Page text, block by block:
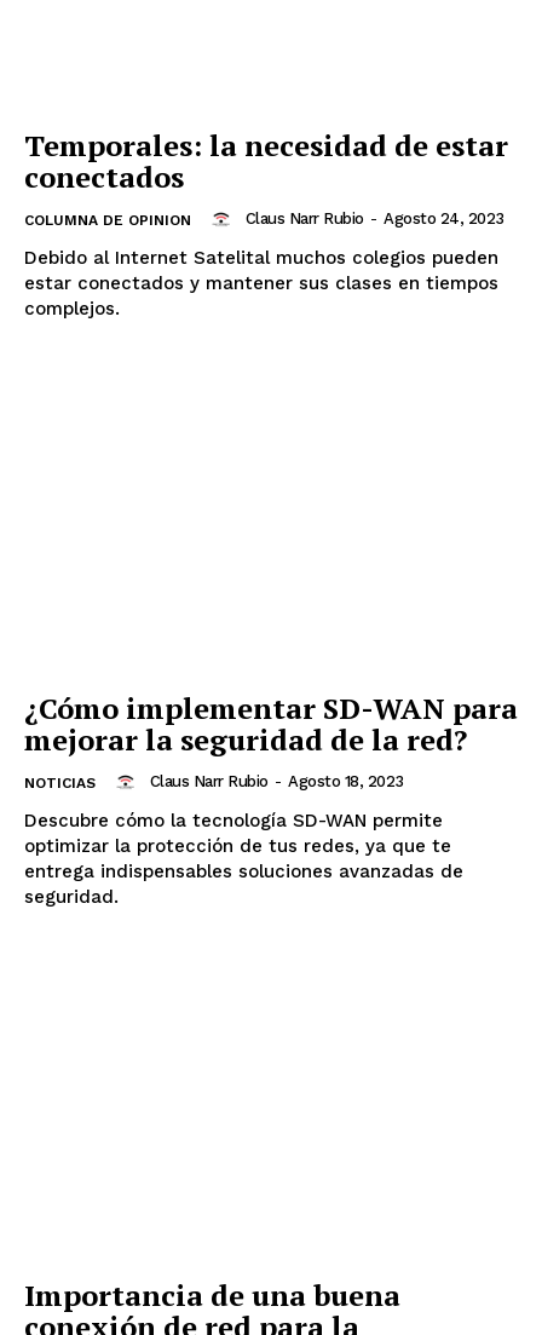
Temporales: la necesidad de estar
conectados
COLUMNA DE OPINION Claus Narr Rubio - Agosto 24, 2023
Debido al Internet Satelital muchos colegios pueden
estar conectados y mantener sus clases en tiempos
complejos.
¿Cómo implementar SD-WAN para
mejorar la seguridad de la red?
NOTICIAS Claus Narr Rubio - Agosto 18, 2023
Descubre cómo la tecnología SD-WAN permite
optimizar la protección de tus redes, ya que te
entrega indispensables soluciones avanzadas de
seguridad.
Importancia de una buena
conexión de red para la